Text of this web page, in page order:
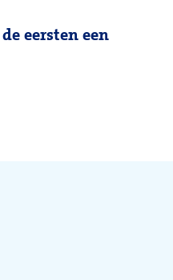
eersten een